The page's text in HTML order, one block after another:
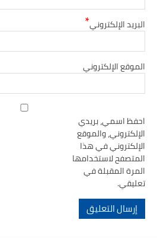
البريد الإلكتروني*
الموقع الإلكتروني
احفظ اسمي، بريدي
الإلكتروني، والموقع
الإلكتروني في هذا
المتصفح لاستخدامها
المرة المقبلة في
تعليقي.